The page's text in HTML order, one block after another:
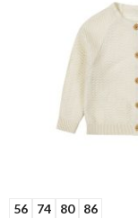
56 74 80 86